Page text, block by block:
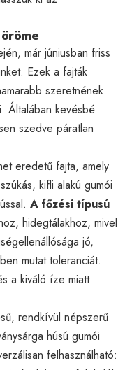
már júniusban friss
Ezek a fajták
szeretnének
Általában kevésbé
szedve páratlan
eredetű fajta, amely
kifli alakú gumói
A főzési típusú
hidegtálakhoz, mivel
jó,
mutat toleranciát.
a kiváló íze miatt
rendkívül népszerű
húsú gumói
felhasználható: